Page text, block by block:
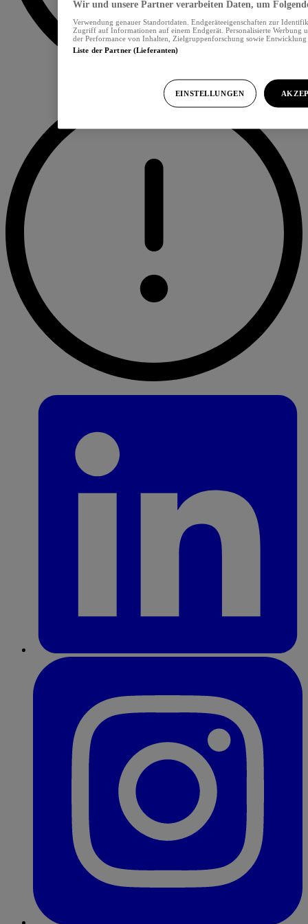
Wir und unsere Partner verarbeiten Daten, um
Verwendung genauer Standortdaten. Endgeräteeigenschaften zur
Zugriff auf Informationen auf einem Endgerät. Personalisierte Werbung
der Performance von Inhalten, Zielgruppenforschung sowie
Liste der Partner (Lieferanten)
EINSTELLUNGEN